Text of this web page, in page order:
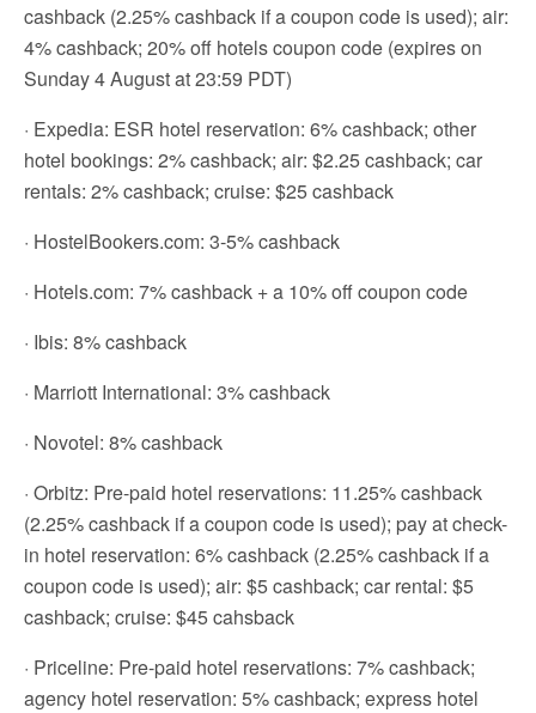
cashback (2.25% cashback if a coupon code is used); air:
4% cashback; 20% off hotels coupon code (expires on
Sunday 4 August at 23:59 PDT)
· Expedia: ESR hotel reservation: 6% cashback; other
hotel bookings: 2% cashback; air: $2.25 cashback; car
rentals: 2% cashback; cruise: $25 cashback
· HostelBookers.com: 3-5% cashback
· Hotels.com: 7% cashback + a 10% off coupon code
· Ibis: 8% cashback
· Marriott International: 3% cashback
· Novotel: 8% cashback
· Orbitz: Pre-paid hotel reservations: 11.25% cashback
(2.25% cashback if a coupon code is used); pay at check-
in hotel reservation: 6% cashback (2.25% cashback if a
coupon code is used); air: $5 cashback; car rental: $5
cashback; cruise: $45 cahsback
· Priceline: Pre-paid hotel reservations: 7% cashback;
agency hotel reservation: 5% cashback; express hotel